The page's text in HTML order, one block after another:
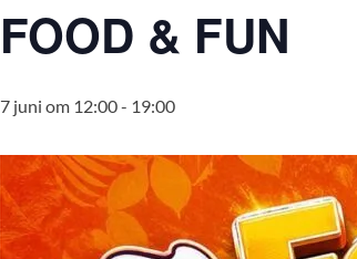
FOOD & FUN
7 juni om 12:00- 19:00